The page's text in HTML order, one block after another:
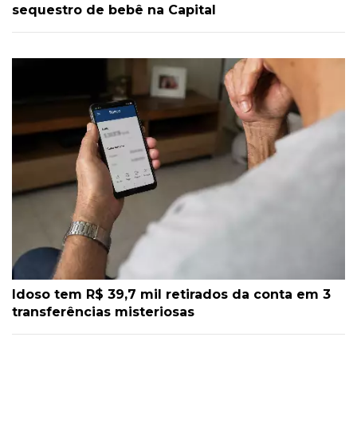
sequestro de bebê na Capital
Idoso tem R$ 39,7 mil retirados da conta em 3
transferências misteriosas